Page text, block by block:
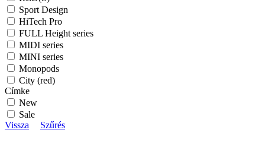
Sport Design
HiTech Pro
FULL Height series
MIDI series
MINI series
Monopods
City (red)
Címke
New
Sale
Vissza
Szűrés